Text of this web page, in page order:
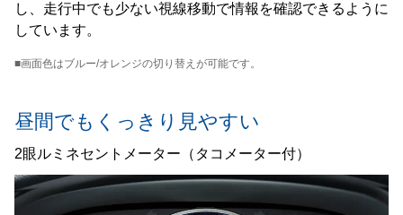
し、走行中でも少ない視線移動で情報を確認できるように
しています。
■画面色はブルー/オレンジの切り替えが可能です。
昼間でもくっきり見やすい
2眼ルミネセントメーター（タコメーター付）